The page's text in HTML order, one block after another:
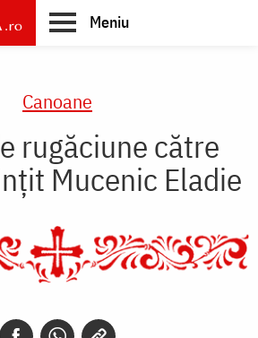
Meniu
Canoane
rugăciune către
Mucenic Eladie